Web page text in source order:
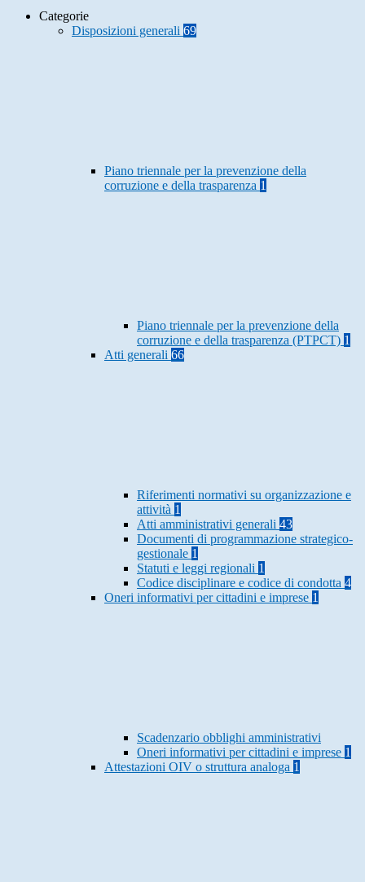
Categorie
Disposizioni generali 69
Piano triennale per la prevenzione della
corruzione e della trasparenza 1
Piano triennale per la prevenzione della
corruzione e della trasparenza (PTPCT) 1
Atti generali 66
Riferimenti normativi su organizzazione e
attività 1
Atti amministrativi generali 43
Documenti di programmazione strategico-
gestionale 1
Statuti e leggi regionali 1
Codice disciplinare e codice di condotta 4
Oneri informativi per cittadini e imprese 1
Scadenzario obblighi amministrativi
Oneri informativi per cittadini e imprese 1
Attestazioni OIV o struttura analoga 1